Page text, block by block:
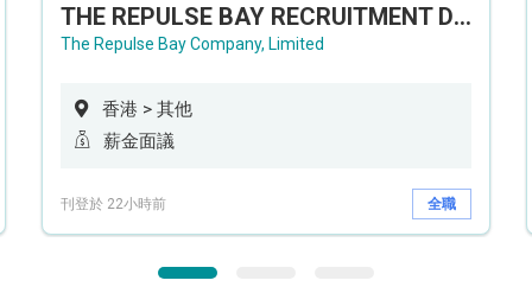
THE REPULSE BAY RECRUITMENT DAY 淺水灣影灣園人才招聘會
The Repulse Bay Company, Limited
香港 > 其他
薪金面議
刊登於 22小時前 全職